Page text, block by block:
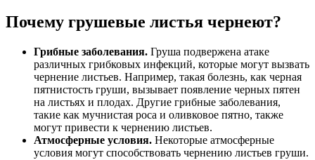
Почему грушевые листья чернеют?
Грибные заболевания. Груша подвержена атаке
различных грибковых инфекций, которые могут вызвать
чернение листьев. Например, такая болезнь, как черная
пятнистость груши, вызывает появление черных пятен
на листьях и плодах. Другие грибные заболевания,
такие как мучнистая роса и оливковое пятно, также
могут привести к чернению листьев.
Атмосферные условия. Некоторые атмосферные
условия могут способствовать чернению листьев груши.